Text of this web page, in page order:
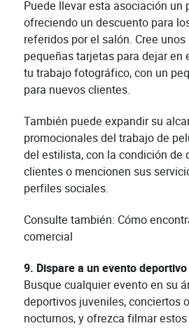
Puede llevar esta asociación un
ofreciendo un descuento para
referidos por el salón. Cree
pequeñas tarjetas para dejar en
tu trabajo fotográfico, con un
para nuevos clientes.
También puede expandir su
promocionales del trabajo de
del estilista, con la condición de
clientes o mencionen sus
perfiles sociales.
Consulte también: Cómo
comercial
9. Dispare a un evento
Busque cualquier evento en su
deportivos juveniles, conciertos
nocturnos, y ofrezca filmar